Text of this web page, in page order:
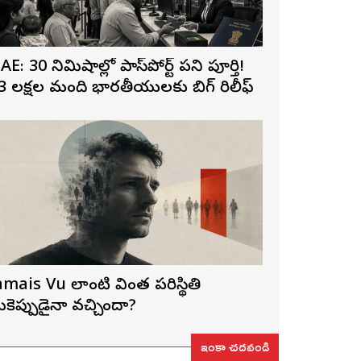
30 నిమిషాల్లో పాస్‌పోర్ట్ పని పూర్తి!
లక్షల మంది భారతీయులకు బిగ్ రిలీఫ్
Vu లాంటి వింత పరిస్థితి
వచ్చిందా?
ఇంకా చదవండి